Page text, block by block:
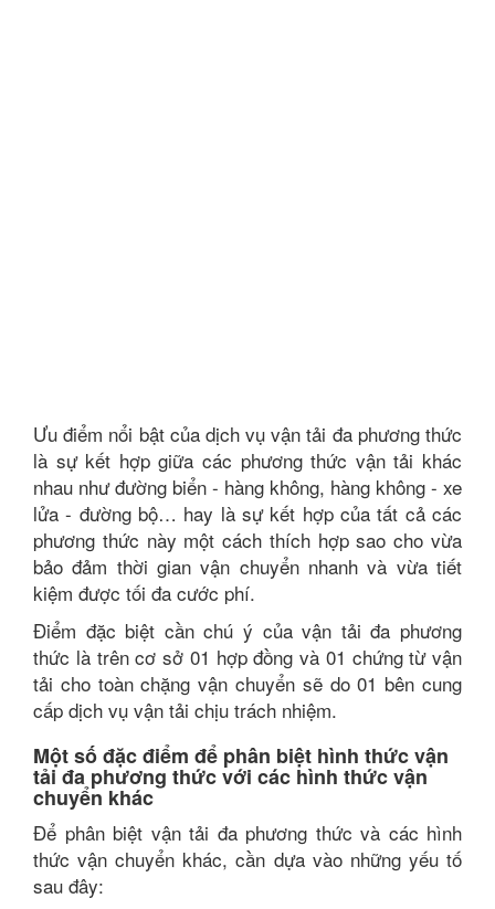
Ưu điểm nổi bật của dịch vụ vận tải đa phương thức
là sự kết hợp giữa các phương thức vận tải khác
nhau như đường biển - hàng không, hàng không - xe
lửa - đường bộ… hay là sự kết hợp của tất cả các
phương thức này một cách thích hợp sao cho vừa
bảo đảm thời gian vận chuyển nhanh và vừa tiết
kiệm được tối đa cước phí.
Điểm đặc biệt cần chú ý của vận tải đa phương
thức là trên cơ sở 01 hợp đồng và 01 chứng từ vận
tải cho toàn chặng vận chuyển sẽ do 01 bên cung
cấp dịch vụ vận tải chịu trách nhiệm.
Một số đặc điểm để phân biệt hình thức vận
tải đa phương thức với các hình thức vận
chuyển khác
Để phân biệt vận tải đa phương thức và các hình
thức vận chuyển khác, cần dựa vào những yếu tố
sau đây: